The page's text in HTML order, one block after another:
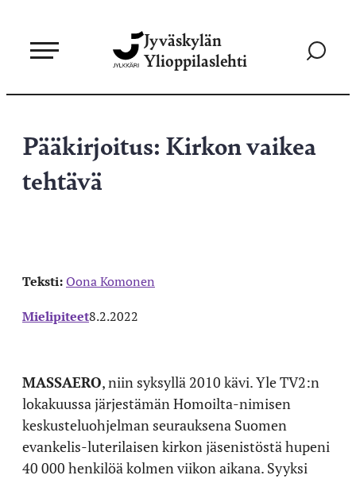
sisältöön
Jyväskylän
Ylioppilaslehti
Siirry
Pääkirjoitus: Kirkon vaikea
tehtävä
Teksti:Oona Komonen
Mielipiteet8.2.2022
MASSAERO, niin syksyllä 2010 kävi. Yle TV2:n
lokakuussa järjestämän Homoilta-nimisen
keskusteluohjelman seurauksena Suomen
evankelis-luterilaisen kirkon jäsenistöstä hupeni
40 000 henkilöä kolmen viikon aikana. Syyksi